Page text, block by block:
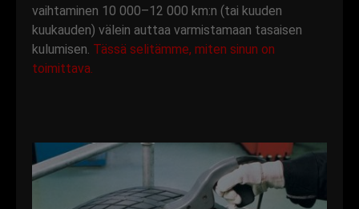
vaihtaminen 10 000–12 000 km:n (tai kuuden
kuukauden) välein auttaa varmistamaan tasaisen
kulumisen. Tässä selitämme, miten sinun on
toimittava.